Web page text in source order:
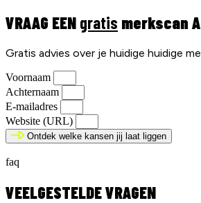
VRAAG EEN gratis merkscan
Gratis advies over je huidige huidige
Voornaam
Achternaam
E-mailadres
Website (URL)
Ontdek welke kansen jij laat liggen
faq
VEELGESTELDE VRAGEN